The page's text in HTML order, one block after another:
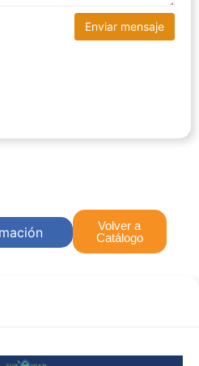
Volver a
Catálogo